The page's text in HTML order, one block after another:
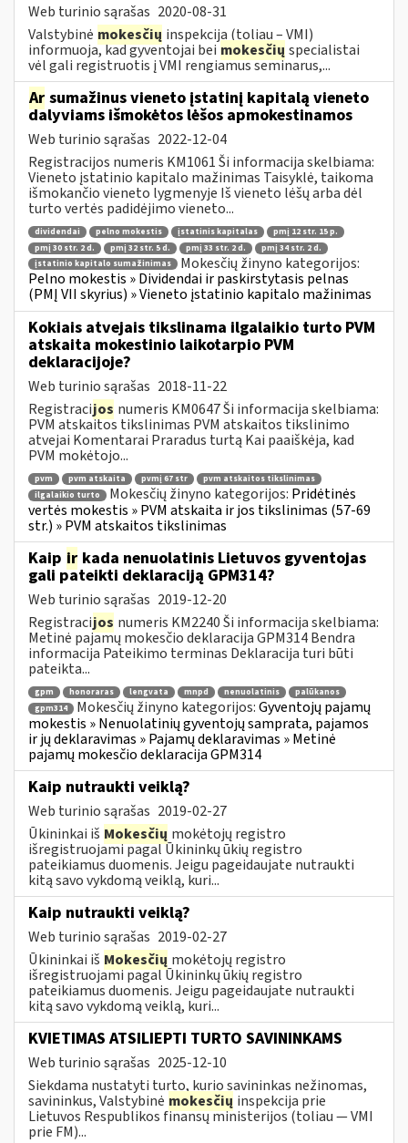
Web turinio sąrašas 2020-08-31
Valstybinė mokesčių inspekcija (toliau – VMI)
informuoja, kad gyventojai bei mokesčių specialistai
vėl gali registruotis į VMI rengiamus seminarus,...
Ar sumažinus vieneto įstatinį kapitalą vieneto
dalyviams išmokėtos lėšos apmokestinamos
Web turinio sąrašas 2022-12-04
Registracijos numeris KM1061 Ši informacija skelbiama:
Vieneto įstatinio kapitalo mažinimas Taisyklė, taikoma
išmokančio vieneto lygmenyje Iš vieneto lėšų arba dėl
turto vertės padidėjimo vieneto...
dividendai pelno mokestis įstatinis kapitalas
pmį 12 str. 15 p.
pmį 30 str. 2 d.
pmį 32 str. 5 d. pmį 33 str. 2 d.
pmį 34 str. 2 d.
įstatinio kapitalo sumažinimas
Mokesčių žinyno kategorijos:
Pelno mokestis » Dividendai ir paskirstytasis pelnas
(PMĮ VII skyrius) » Vieneto įstatinio kapitalo mažinimas
Kokiais atvejais tikslinama ilgalaikio turto PVM
atskaita mokestinio laikotarpio PVM
deklaracijoje?
Web turinio sąrašas 2018-11-22
Registracijos numeris KM0647 Ši informacija skelbiama:
PVM atskaitos tikslinimas PVM atskaitos tikslinimo
atvejai Komentarai Praradus turtą Kai paaiškėja, kad
PVM mokėtojo...
pvm pvm atskaita pvmį 67 str
pvm atskaitos tikslinimas
ilgalaikio turto
Mokesčių žinyno kategorijos: Pridėtinės
vertės mokestis » PVM atskaita ir jos tikslinimas (57-69
str.) » PVM atskaitos tikslinimas
Kaip ir kada nenuolatinis Lietuvos gyventojas
gali pateikti deklaraciją GPM314?
Web turinio sąrašas 2019-12-20
Registracijos numeris KM2240 Ši informacija skelbiama:
Metinė pajamų mokesčio deklaracija GPM314 Bendra
informacija Pateikimo terminas Deklaracija turi būti
pateikta...
gpm honoraras lengvata mnpd nenuolatinis
palūkanos
gpm314
Mokesčių žinyno kategorijos:Gyventojų pajamų
mokestis » Nenuolatinių gyventojų samprata, pajamos
ir jų deklaravimas » Pajamų deklaravimas » Metinė
pajamų mokesčio deklaracija GPM314
Kaip nutraukti veiklą?
Web turinio sąrašas 2019-02-27
Ūkininkai iš Mokesčių mokėtojų registro
išregistruojami pagal Ūkininkų ūkių registro
pateikiamus duomenis. Jeigu pageidaujate nutraukti
kitą savo vykdomą veiklą, kuri...
Kaip nutraukti veiklą?
Web turinio sąrašas 2019-02-27
Ūkininkai iš Mokesčių mokėtojų registro
išregistruojami pagal Ūkininkų ūkių registro
pateikiamus duomenis. Jeigu pageidaujate nutraukti
kitą savo vykdomą veiklą, kuri...
KVIETIMAS ATSILIEPTI TURTO SAVININKAMS
Web turinio sąrašas 2025-12-10
Siekdama nustatyti turto, kurio savininkas nežinomas,
savininkus, Valstybinė mokesčių inspekcija prie
Lietuvos Respublikos finansų ministerijos (toliau — VMI
prie FM)...